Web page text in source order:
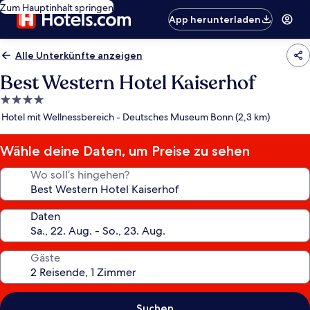
Zum Hauptinhalt springen
App herunterladen
Alle Unterkünfte anzeigen
Best Western Hotel Kaiserhof
4.0-
Sterne-
Hotel mit Wellnessbereich - Deutsches Museum Bonn (2,3 km)
Wähle deine Daten, um Preise zu sehen
Wo soll’s hingehen?
Daten
Gäste